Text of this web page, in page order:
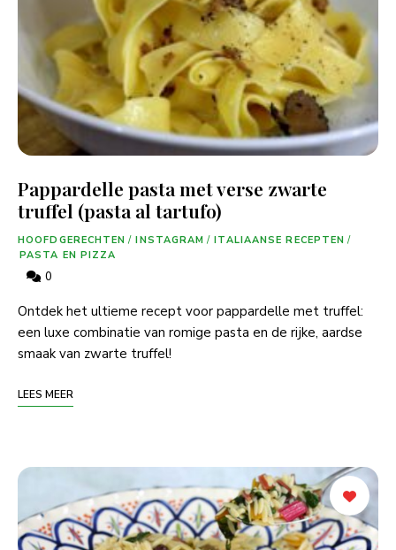
Pappardelle pasta met verse zwarte
truffel (pasta al tartufo)
HOOFDGERECHTEN / INSTAGRAM / ITALIAANSE RECEPTEN /
PASTA EN PIZZA
0
Ontdek het ultieme recept voor pappardelle met truffel:
een luxe combinatie van romige pasta en de rijke, aardse
smaak van zwarte truffel!
LEES MEER